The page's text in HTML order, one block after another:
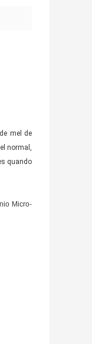
mel de
normal,
quando
Micro-